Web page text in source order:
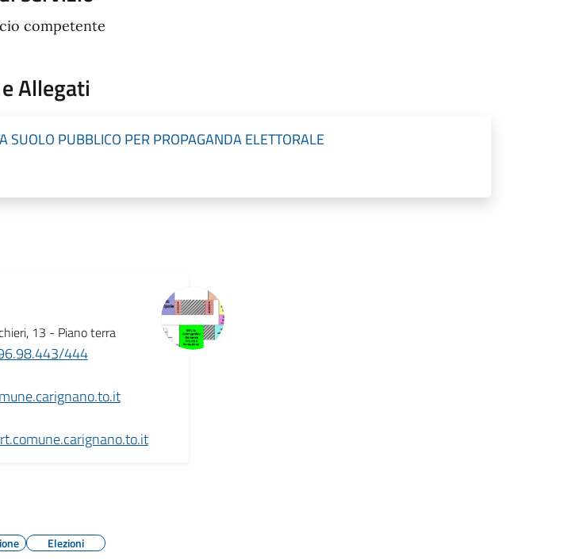
competente
Allegati
SUOLO PUBBLICO PER PROPAGANDA ELETTORALE
13 - Piano terra
444
Elezioni